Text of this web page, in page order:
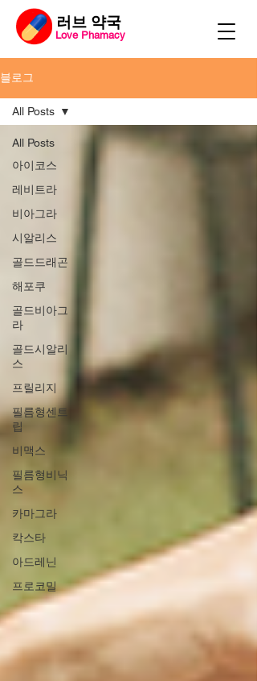
​러브 약국
Love Phamacy
블로그
All Posts
아이코스
레비트라
비아그라
시알리스
골드드래곤
해포쿠
골드비아그
라
골드시알리
스
프릴리지
필름형센트
립
비맥스
필름형비닉
스
카마그라
칵스타
아드레닌
프로코밀
All Posts